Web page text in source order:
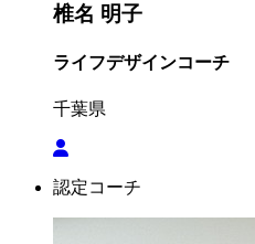
椎名 明子
ライフデザインコーチ
千葉県
認定コーチ